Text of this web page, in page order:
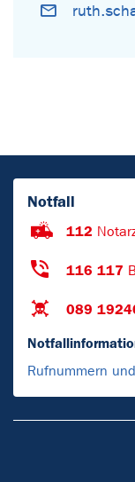
Notfall
112
116 117
089
Rufnummern